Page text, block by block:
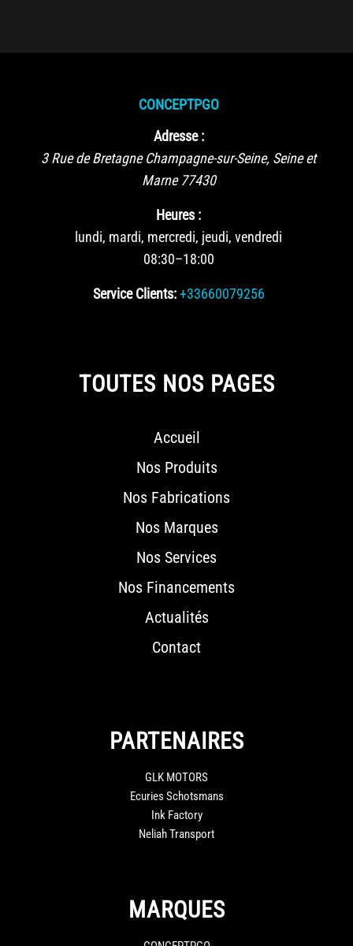
CONCEPTPGO
Adresse :
3 Rue de Bretagne Champagne-sur-Seine, Seine et
Marne 77430
Heures :
lundi, mardi, mercredi, jeudi, vendredi
08:30–18:00
Service Clients: +33660079256
TOUTES NOS PAGES
Accueil
Nos Produits
Nos Fabrications
Nos Marques
Nos Services
Nos Financements
Actualités
Contact
PARTENAIRES
GLK MOTORS
Ecuries Schotsmans
Ink Factory
Neliah Transport
MARQUES